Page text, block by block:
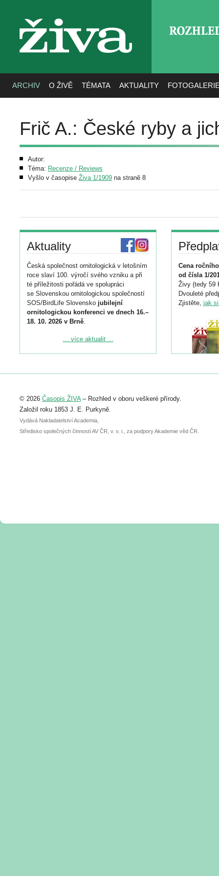
živa
ARCHIV O ŽIVĚ TÉMATA AKTUALITY
Frič A.: České ryby a
Autor:
Téma: Recenze / Reviews
Vyšlo v časopise Živa 1/1909 na straně 8
Aktuality
Česká společnost ornitologická v letošním
roce slaví 100. výročí svého vzniku a při
té příležitosti pořádá ve spolupráci
se Slovenskou ornitologickou společností
SOS/BirdLife Slovensko jubilejní
ornitologickou konferenci ve dnech 16.–
18. 10. 2026 v Brně.
Podrobnější informace ke konferenci
Registrovat se můžete do 6. září.
abstraktu přihlášené přednášky nebo
posteru je už 30. června.
... více aktualit ...
Cena
od čísla 1/
Živy (tedy 59
Dvouleté
Zjistěte, jak
© 2026 Časopis ŽIVA– Rozhled v oboru veškeré přírody.
Založil roku 1853 J. E. Purkyně.
Vydává Nakladatelství Academia,
Středisko společných činností AV ČR, v. v. i., za podpory Akademie věd ČR.